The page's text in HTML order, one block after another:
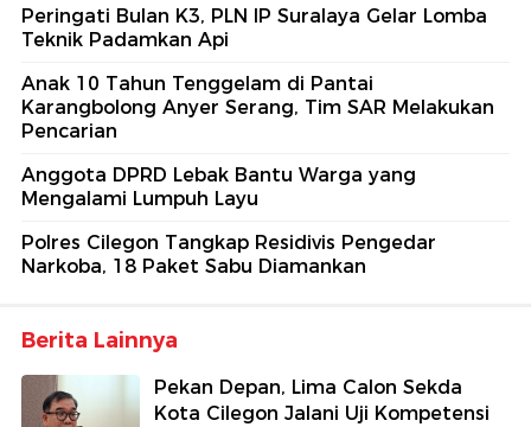
Peringati Bulan K3, PLN IP Suralaya Gelar Lomba
Teknik Padamkan Api
Anak 10 Tahun Tenggelam di Pantai
Karangbolong Anyer Serang, Tim SAR Melakukan
Pencarian
Anggota DPRD Lebak Bantu Warga yang
Mengalami Lumpuh Layu
Polres Cilegon Tangkap Residivis Pengedar
Narkoba, 18 Paket Sabu Diamankan
Berita Lainnya
Pekan Depan, Lima Calon Sekda
Kota Cilegon Jalani Uji Kompetensi